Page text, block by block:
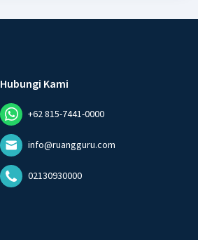
Hubungi Kami
+62 815-7441-0000
info@ruangguru.com
02130930000